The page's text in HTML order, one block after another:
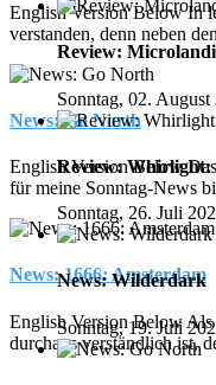
English Version Below In
verstanden, denn neben
News: Go North
English Version Below
für meine Sonntag-News
News: 1666: Amsterdam
English Version Below Als
durchaus verständlich ist,
Review:
Sonntag, 02.
Review: Whirlight:
Sonntag, 26. Juli
News: Wilderdark
Sonntag, 19. Juli